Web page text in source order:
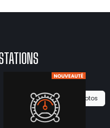
Voir les 0 photos